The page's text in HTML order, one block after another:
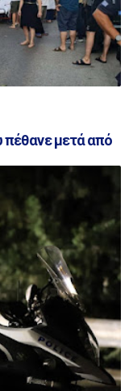
πέθανε μετά από